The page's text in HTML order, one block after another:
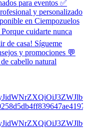
para eventos ✅
y personalizado
en Ciempozuelos
cuidarte nunca
de casa! Sígueme
y promociones 💬
cabello natural